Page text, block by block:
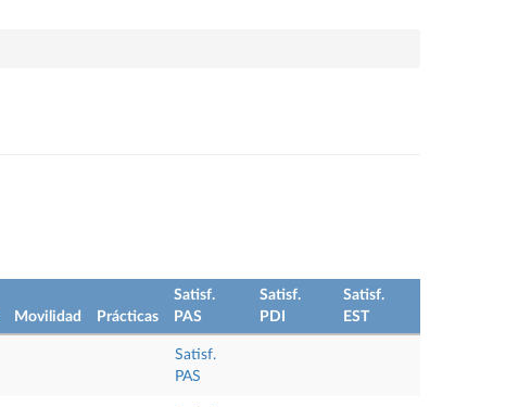
Movilidad Prácticas
Satisf.
PAS
Satisf.
PDI
Satisf.
EST
Satisf.
PAS